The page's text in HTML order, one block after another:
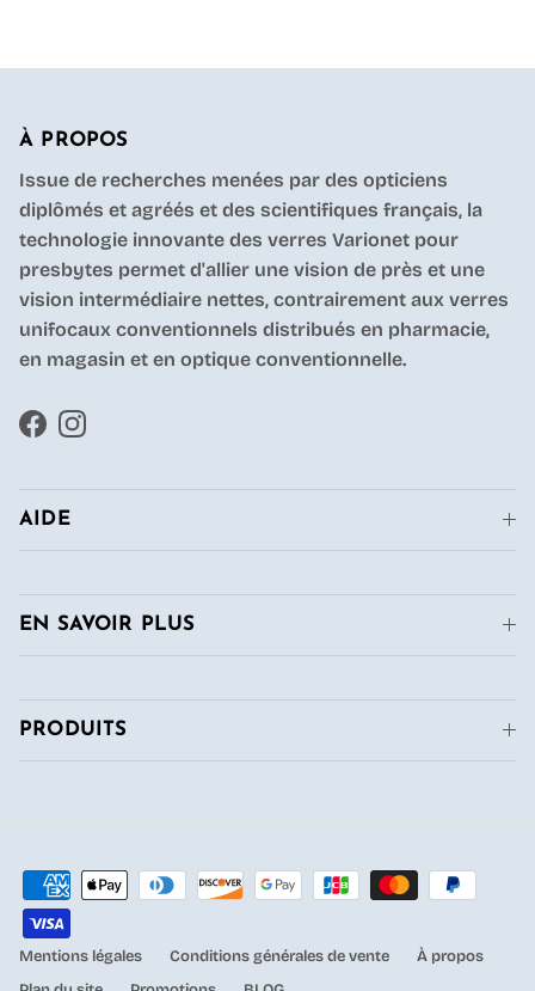
À PROPOS
Issue de recherches menées par des opticiens
diplômés et agréés et des scientifiques français, la
technologie innovante des verres Varionet pour
presbytes permet d'allier une vision de près et une
vision intermédiaire nettes, contrairement aux verres
unifocaux conventionnels distribués en pharmacie,
en magasin et en optique conventionnelle.
FacebookInstagram
AIDE
EN SAVOIR PLUS
PRODUITS
Mentions légales Conditions générales de vente
À propos